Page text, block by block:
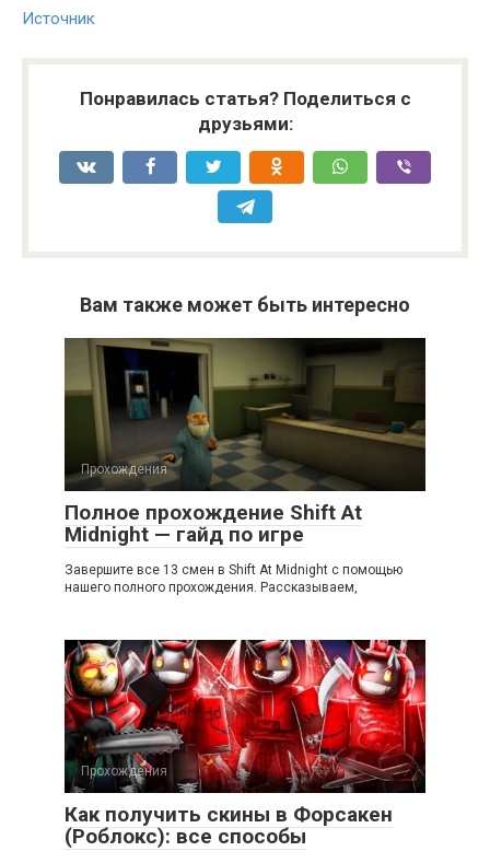
Источник
Понравилась статья? Поделиться с
друзьями:
Вам также может быть интересно
Прохождения
Полное прохождение Shift At
Midnight — гайд по игре
Завершите все 13 смен в Shift At Midnight с помощью
нашего полного прохождения. Рассказываем,
Прохождения
Как получить скины в Форсакен
(Роблокс): все способы